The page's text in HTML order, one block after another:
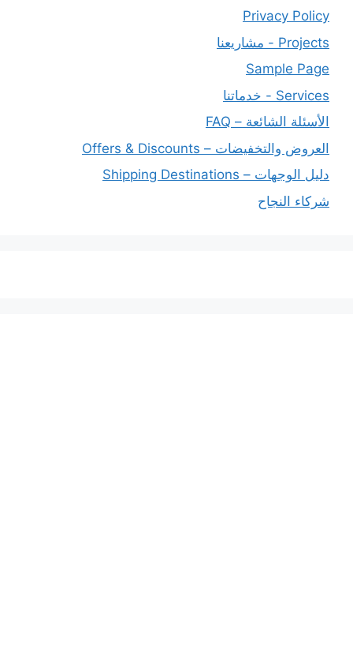
Privacy Policy
Projects - مشاريعنا
Sample Page
Services - خدماتنا
الأسئلة الشائعة – FAQ
العروض والتخفيضات – Offers & Discounts
دليل الوجهات – Shipping Destinations
شركاء النجاح